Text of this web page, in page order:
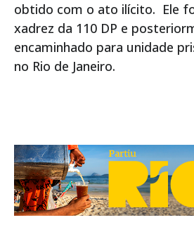
obtido com o ato ilícito. Ele
xadrez da 110 DP e
encaminhado para unidade
no Rio de Janeiro.